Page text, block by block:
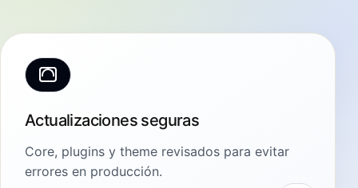
Actualizaciones seguras
Core, plugins y theme revisados para evitar
errores en producción.